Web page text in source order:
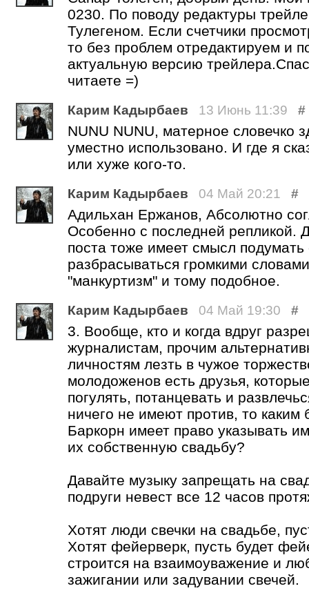
0230. По поводу редактуры
Тулегеном. Если счетчики
то без проблем отредактируем и
актуальную версию
читаете =)
Карим Кадырбаев 13 Июнь 11:39 #
NUNU NUNU, матерное словечко
уместно использовано. И где я
или хуже кого-то.
Карим Кадырбаев 04 Май 20:21 #
Адильхан Ержанов, Абсолютно
Особенно с последней репликой.
поста тоже имеет смысл
разбрасываться громкими
"манкуртизм" и тому подобное.
Карим Кадырбаев 04 Май 19:30 #
3. Вообще, кто и когда вдруг
журналистам, прочим
личностям лезть в чужое
молодоженов есть друзья,
погулять, потанцевать и
ничего не имеют против, то каким
Баркорн имеет право указывать
их собственную свадьбу?
Давайте музыку запрещать на
подруги невест все 12 часов
Хотят люди свечки на свадьбе,
Хотят фейерверк, пусть будет
строится на взаимоуважение и
зажигании или задувании свечей.